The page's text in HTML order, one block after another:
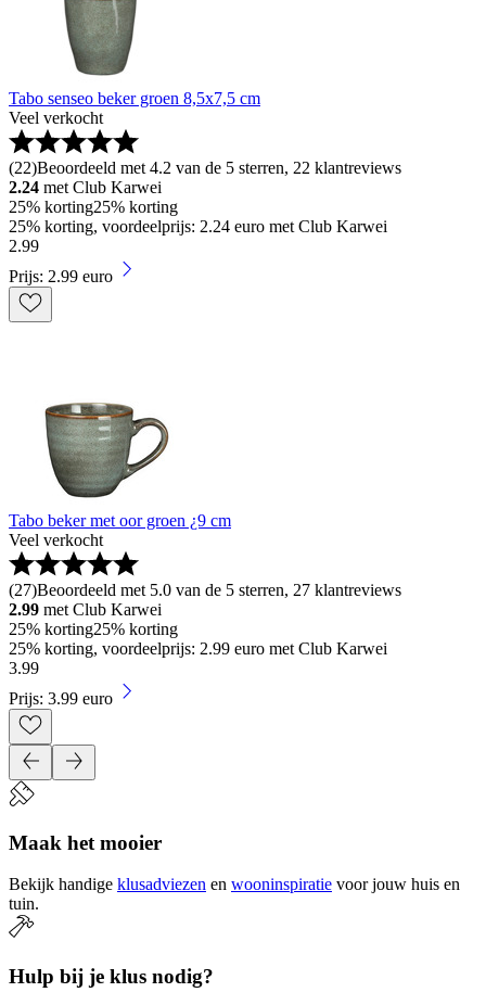
Tabo senseo beker groen 8,5x7,5 cm
Veel verkocht
(22)Beoordeeld met 4.2 van de 5 sterren, 22 klantreviews
2.24 met Club Karwei
25% korting25% korting
25% korting, voordeelprijs: 2.24 euro met Club Karwei
2.99
Prijs: 2.99 euro
Tabo beker met oor groen ¿9 cm
Veel verkocht
(27)Beoordeeld met 5.0 van de 5 sterren, 27 klantreviews
2.99 met Club Karwei
25% korting25% korting
25% korting, voordeelprijs: 2.99 euro met Club Karwei
3.99
Prijs: 3.99 euro
Maak het mooier
Bekijk handige klusadviezen en wooninspiratie voor jouw huis en
tuin.
Hulp bij je klus nodig?